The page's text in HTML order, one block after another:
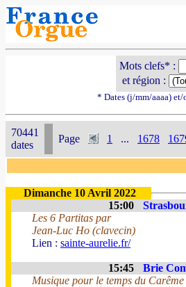
Mots clefs* :
et région :
* Dates (j/mm/aaaa)
70441
dates
Page 1 ... 1678
Dimanche 10 Avril 2022
15:00
Les 6 Partitas par
Jean-Luc Ho (clavecin)
Lien : sainte-aurelie.fr/
15:45 Brie
Musique pour le temps du